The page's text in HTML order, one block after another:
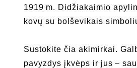
1919 m. Didžiakaimio
kovų su bolševikais
Sustokite čia akimirkai.
pavyzdys įkvėps ir jus –